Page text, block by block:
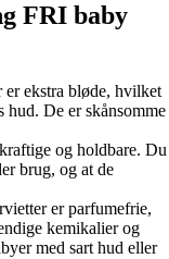
FRI baby
ekstra bløde, hvilket
hud. De er skånsomme
og holdbare. Du
brug, og at de
er parfumefrie,
kemikalier og
med sart hud eller